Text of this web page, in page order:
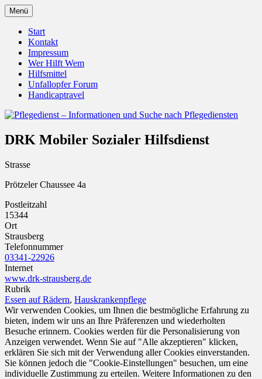
Zum
Inhalt
springen
Pflegedienst – Informationen
und Suche nach Pflegediensten
Unfallopfer – Hilfswerk
Menü
Start
Kontakt
Impressum
Wer Hilft Wem
Hilfsmittel
Unfallopfer Forum
Handicaptravel
DRK Mobiler Sozialer Hilfsdienst
Strasse
Prötzeler Chaussee 4a
Postleitzahl
15344
Ort
Strausberg
Telefonnummer
03341-22926
Internet
www.drk-strausberg.de
Rubrik
Essen auf Rädern, Hauskrankenpflege
Wir verwenden Cookies, um Ihnen die bestmögliche Erfahrung zu
bieten, indem wir uns an Ihre Präferenzen und wiederholten
Besuche erinnern. Cookies werden für die Personalisierung von
Anzeigen verwendet. Wenn Sie auf "Alle akzeptieren" klicken,
erklären Sie sich mit der Verwendung aller Cookies einverstanden.
Sie können jedoch die "Cookie-Einstellungen" besuchen, um eine
individuelle Zustimmung zu erteilen. Weitere Informationen zu den